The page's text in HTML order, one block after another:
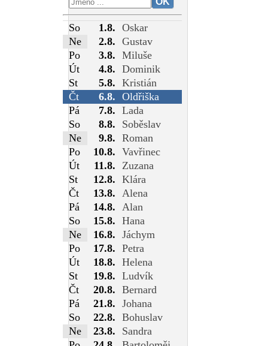
So 1.8. Oskar
Ne
2.8. Gustav
Po
3.8. Miluše
Út
4.8. Dominik
St
5.8. Kristián
Čt
6.8. Oldřiška
Pá
7.8. Lada
So
8.8.
Soběslav
Ne
9.8. Roman
Po
10.8. Vavřinec
Út
11.8.
Zuzana
St
12.8. Klára
Čt
13.8. Alena
Pá
14.8. Alan
So
15.8. Hana
Ne
16.8. Jáchym
Po
17.8. Petra
Út
18.8. Helena
St
19.8. Ludvík
Čt
20.8. Bernard
Pá
21.8. Johana
So
22.8. Bohuslav
Ne
23.8.
Sandra